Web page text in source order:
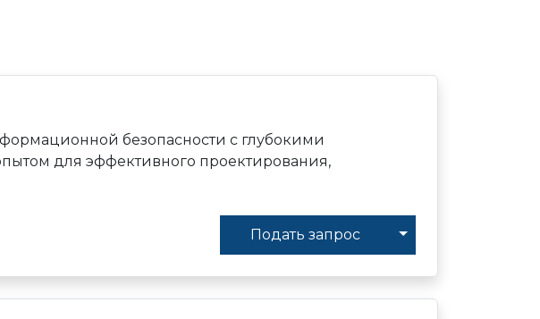
безопасности с глубокими
для эффективного проектирования,
Подать запрос Toggle Dropdown